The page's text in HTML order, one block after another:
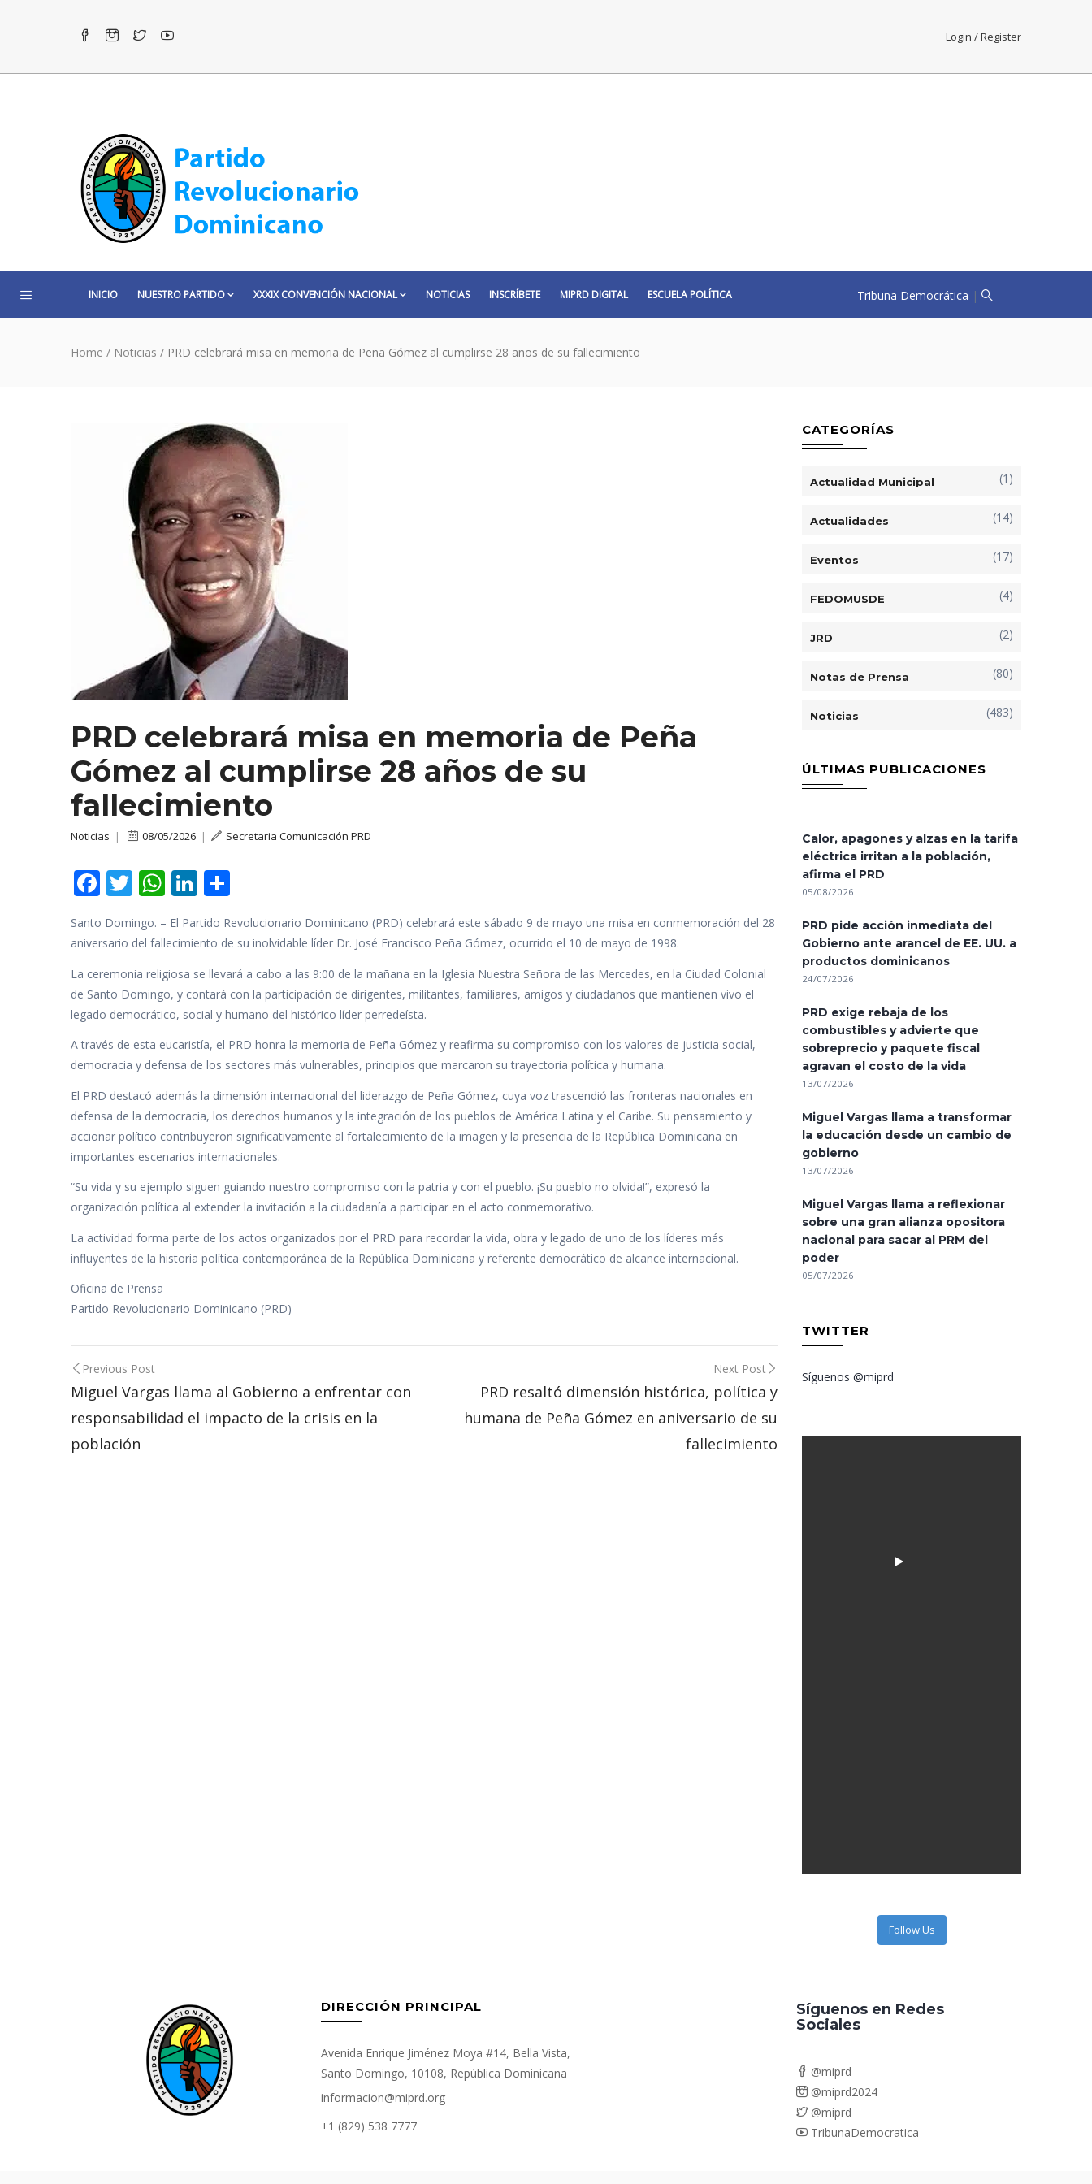
Login / Register
INICIO NUESTRO PARTIDO XXXIX CONVENCIÓN NACIONAL NOTICIAS INSCRÍBETE MIPRD DIGITAL ESCUELA POLÍTICA Tribuna Democrática |
Home / Noticias / PRD celebrará misa en memoria de Peña Gómez al cumplirse 28 años de su fallecimiento
PRD celebrará misa en memoria de Peña
Gómez al cumplirse 28 años de su
fallecimiento
Noticias | 08/05/2026 | Secretaria Comunicación PRD
F
e
o
o
k
T
itt
er
W
h
at
s
A
p
p
Li
n
k
e
dI
n
m
p
ar
ti
r
Santo Domingo. – El Partido Revolucionario Dominicano (PRD) celebrará este sábado 9 de mayo una misa en conmemoración del 28
aniversario del fallecimiento de su inolvidable líder Dr. José Francisco Peña Gómez, ocurrido el 10 de mayo de 1998.
La ceremonia religiosa se llevará a cabo a las 9:00 de la mañana en la Iglesia Nuestra Señora de las Mercedes, en la Ciudad Colonial
de Santo Domingo, y contará con la participación de dirigentes, militantes, familiares, amigos y ciudadanos que mantienen vivo el
legado democrático, social y humano del histórico líder perredeísta.
A través de esta eucaristía, el PRD honra la memoria de Peña Gómez y reafirma su compromiso con los valores de justicia social,
democracia y defensa de los sectores más vulnerables, principios que marcaron su trayectoria política y humana.
El PRD destacó además la dimensión internacional del liderazgo de Peña Gómez, cuya voz trascendió las fronteras nacionales en
defensa de la democracia, los derechos humanos y la integración de los pueblos de América Latina y el Caribe. Su pensamiento y
accionar político contribuyeron significativamente al fortalecimiento de la imagen y la presencia de la República Dominicana en
importantes escenarios internacionales.
“Su vida y su ejemplo siguen guiando nuestro compromiso con la patria y con el pueblo. ¡Su pueblo no olvida!”, expresó la
organización política al extender la invitación a la ciudadanía a participar en el acto conmemorativo.
La actividad forma parte de los actos organizados por el PRD para recordar la vida, obra y legado de uno de los líderes más
influyentes de la historia política contemporánea de la República Dominicana y referente democrático de alcance internacional.
Oficina de Prensa
Partido Revolucionario Dominicano (PRD)
Post
navigation
Previous Post
Miguel Vargas llama al Gobierno a enfrentar con
responsabilidad el impacto de la crisis en la
población
Next Post
PRD resaltó dimensión histórica, política y
humana de Peña Gómez en aniversario de su
fallecimiento
CATEGORÍAS
Actualidad Municipal (1)
Actualidades (14)
Eventos (17)
FEDOMUSDE (4)
JRD (2)
Notas de Prensa (80)
Noticias (483)
ÚLTIMAS PUBLICACIONES
Calor, apagones y alzas en la tarifa
eléctrica irritan a la población,
afirma el PRD
05/08/2026
PRD pide acción inmediata del
Gobierno ante arancel de EE. UU. a
productos dominicanos
24/07/2026
PRD exige rebaja de los
combustibles y advierte que
sobreprecio y paquete fiscal
agravan el costo de la vida
13/07/2026
Miguel Vargas llama a transformar
la educación desde un cambio de
gobierno
13/07/2026
Miguel Vargas llama a reflexionar
sobre una gran alianza opositora
nacional para sacar al PRM del
poder
05/07/2026
TWITTER
Síguenos @miprd
Follow Us
DIRECCIÓN PRINCIPAL
Avenida Enrique Jiménez Moya #14, Bella Vista,
Santo Domingo, 10108, República Dominicana
informacion@miprd.org
+1 (829) 538 7777
Síguenos en Redes
Sociales
@miprd
@miprd2024
@miprd
TribunaDemocratica